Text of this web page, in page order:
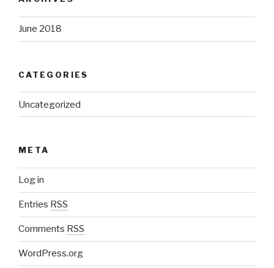
June 2018
CATEGORIES
Uncategorized
META
Log in
Entries RSS
Comments RSS
WordPress.org